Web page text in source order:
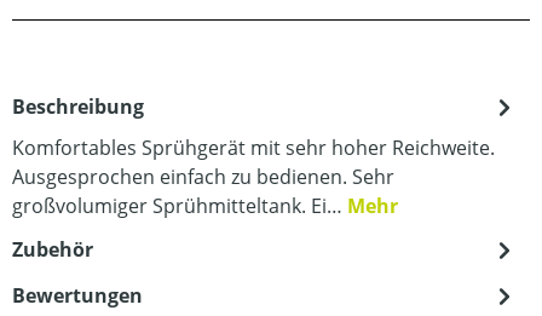
Beschreibung
Komfortables Sprühgerät mit sehr hoher Reichweite.
Ausgesprochen einfach zu bedienen. Sehr
großvolumiger Sprühmitteltank. Ei… Mehr
Zubehör
Bewertungen